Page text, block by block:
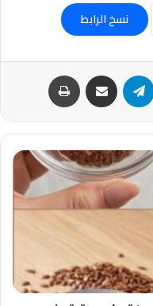
نسخ الرابط
واتساب تيلقرام مشاركة عبر البريد